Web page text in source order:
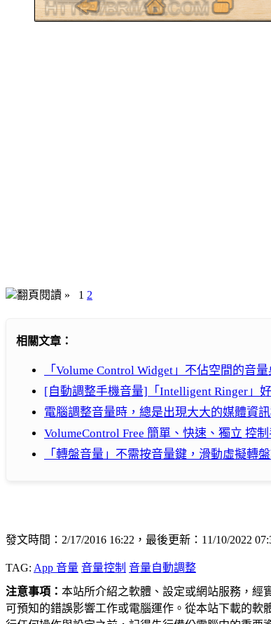
翻頁閱讀 » 1 2
相關文章：
「Volume Control Widget」不佔空間的音
[自動調整手機音量]「Intelligent Ringer」
電腦調整音量時，總是出現大大的媒體資
VolumeControl Free 簡單、快速、獨立 控
「轉盤音量」不需按音量鍵，滑動虛擬轉
發文時間：2/17/2016 16:22，最後更新：11/10/2022
TAG: App 音量 音量控制 音量自動調整
注意事項： 本站所介紹之軟體、設定或網站服務，經
可預知的錯誤影響工作或電腦運作。從本站下載的